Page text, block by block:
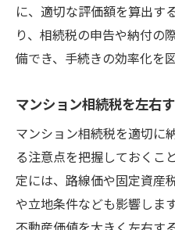
に、適切な評価額を算出す
り、相続税の申告や納付の
備でき、手続きの効率化を図
マンション相続税を左右
マンション相続税を適切に
る注意点を把握しておくこ
定には、路線価や固定資産
や立地条件なども影響しま